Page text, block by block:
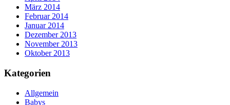
März 2014
Februar 2014
Januar 2014
Dezember 2013
November 2013
Oktober 2013
Kategorien
Allgemein
Babys